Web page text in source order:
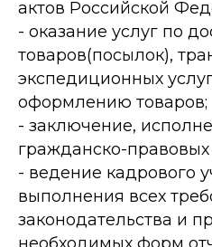
актов Российской
- оказание услуг по
товаров(посылок),
экспедиционных
оформлению товаров;
- заключение,
гражданско-правовых
- ведение кадрового
выполнения всех
законодательства и